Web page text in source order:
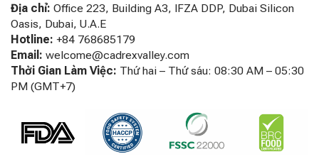
Địa chỉ: Office 223, Building A3, IFZA DDP, Dubai Silicon
Oasis, Dubai, U.A.E
Hotline: +84 768685179
Email: welcome@cadrexvalley.com
Thời Gian Làm Việc: Thứ hai – Thứ sáu: 08:30 AM – 05:30
PM (GMT+7)